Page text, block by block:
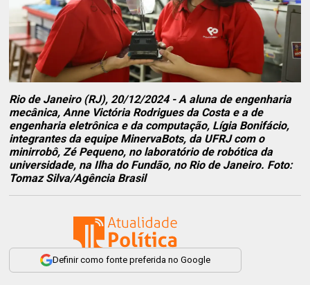
Rio de Janeiro (RJ), 20/12/2024 - A aluna de engenharia
mecânica, Anne Victória Rodrigues da Costa e a de
engenharia eletrônica e da computação, Lígia Bonifácio,
integrantes da equipe MinervaBots, da UFRJ com o
minirrobô, Zé Pequeno, no laboratório de robótica da
universidade, na Ilha do Fundão, no Rio de Janeiro. Foto:
Tomaz Silva/Agência Brasil
Definir como fonte preferida no Google